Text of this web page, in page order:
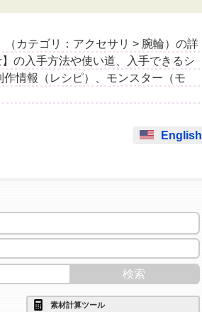
カテゴリ：アクセサリ > 腕輪）の詳
の入手方法や使い道、入手できるシ
情報（レシピ）、モンスター（モ
English
素材計算ツール